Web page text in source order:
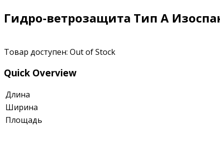
Гидро-ветрозащита Тип А
Товар доступен: Out of Stock
Quick Overview
Длина
Ширина
Площадь